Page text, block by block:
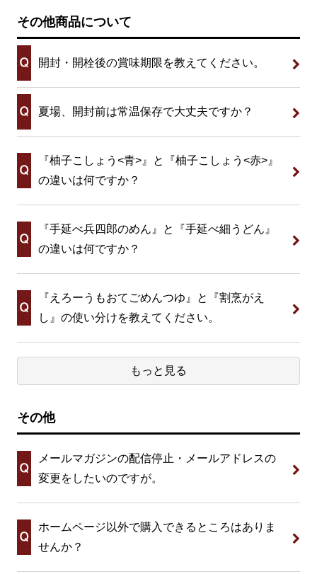
その他商品について
開封・開栓後の賞味期限を教えてください。
夏場、開封前は常温保存で大丈夫ですか？
『柚子こしょう<青>』と『柚子こしょう<赤>』
の違いは何ですか？
『手延べ兵四郎のめん』と『手延べ細うどん』
の違いは何ですか？
『えろーうもおてごめんつゆ』と『割烹がえ
し』の使い分けを教えてください。
もっと見る
その他
メールマガジンの配信停止・メールアドレスの
変更をしたいのですが。
ホームページ以外で購入できるところはありま
せんか？